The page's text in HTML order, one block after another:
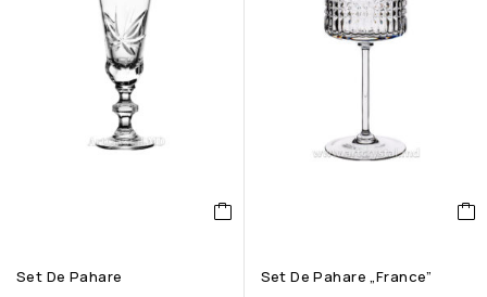
Set De Pahare Set De Pahare „France”